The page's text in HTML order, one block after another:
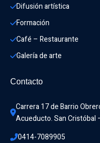
Difusión artística
Formación
Café – Restaurante
Galería de arte
Contacto
Carrera 17 de Barrio
Acueducto. San Cristóbal
0414-7089905